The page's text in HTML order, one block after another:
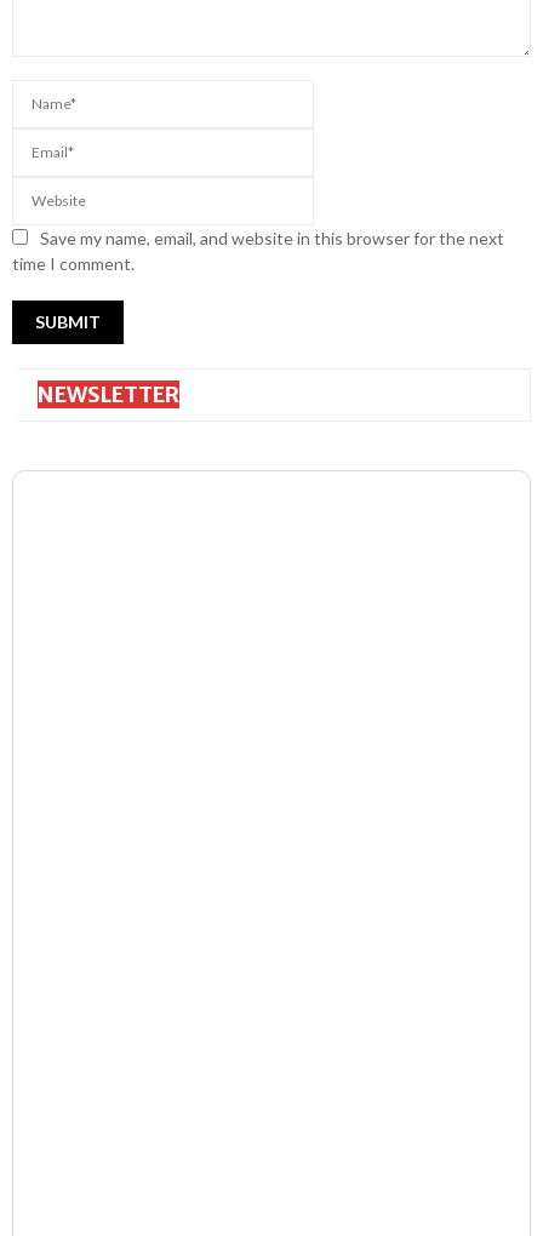
Save my name, email, and website in this browser for the next
time I comment.
NEWSLETTER